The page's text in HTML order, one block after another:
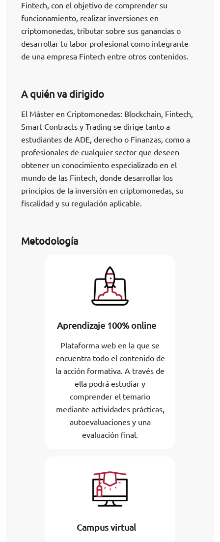
Fintech, con el objetivo de comprender su
funcionamiento, realizar inversiones en
criptomonedas, tributar sobre sus ganancias o
desarrollar tu labor profesional como integrante
de una empresa Fintech entre otros contenidos.
A quién va dirigido
El Máster en Criptomonedas: Blockchain, Fintech,
Smart Contracts y Trading se dirige tanto a
estudiantes de ADE, derecho o Finanzas, como a
profesionales de cualquier sector que deseen
obtener un conocimiento especializado en el
mundo de las Fintech, donde desarrollar los
principios de la inversión en criptomonedas, su
fiscalidad y su regulación aplicable.
Metodología
Aprendizaje 100% online
Plataforma web en la que se
encuentra todo el contenido de
la acción formativa. A través de
ella podrá estudiar y
comprender el temario
mediante actividades prácticas,
autoevaluaciones y una
evaluación final.
Campus virtual